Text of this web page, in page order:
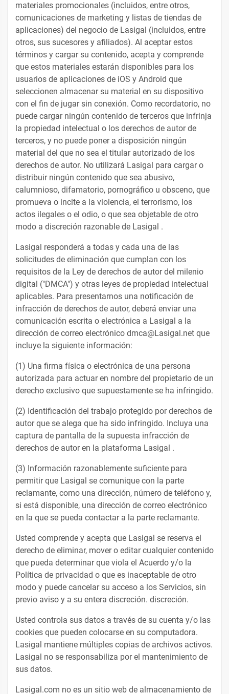
materiales promocionales (incluidos, entre otros,
comunicaciones de marketing y listas de tiendas de
aplicaciones) del negocio de Lasigal (incluidos, entre
otros, sus sucesores y afiliados). Al aceptar estos
términos y cargar su contenido, acepta y comprende
que estos materiales estarán disponibles para los
usuarios de aplicaciones de iOS y Android que
seleccionen almacenar su material en su dispositivo
con el fin de jugar sin conexión. Como recordatorio, no
puede cargar ningún contenido de terceros que infrinja
la propiedad intelectual o los derechos de autor de
terceros, y no puede poner a disposición ningún
material del que no sea el titular autorizado de los
derechos de autor. No utilizará Lasigal para cargar o
distribuir ningún contenido que sea abusivo,
calumnioso, difamatorio, pornográfico u obsceno, que
promueva o incite a la violencia, el terrorismo, los
actos ilegales o el odio, o que sea objetable de otro
modo a discreción razonable de Lasigal .
Lasigal responderá a todas y cada una de las
solicitudes de eliminación que cumplan con los
requisitos de la Ley de derechos de autor del milenio
digital ("DMCA") y otras leyes de propiedad intelectual
aplicables. Para presentarnos una notificación de
infracción de derechos de autor, deberá enviar una
comunicación escrita o electrónica a Lasigal a la
dirección de correo electrónico dmca@Lasigal.net que
incluye la siguiente información:
(1) Una firma física o electrónica de una persona
autorizada para actuar en nombre del propietario de un
derecho exclusivo que supuestamente se ha infringido.
(2) Identificación del trabajo protegido por derechos de
autor que se alega que ha sido infringido. Incluya una
captura de pantalla de la supuesta infracción de
derechos de autor en la plataforma Lasigal .
(3) Información razonablemente suficiente para
permitir que Lasigal se comunique con la parte
reclamante, como una dirección, número de teléfono y,
si está disponible, una dirección de correo electrónico
en la que se pueda contactar a la parte reclamante.
Usted comprende y acepta que Lasigal se reserva el
derecho de eliminar, mover o editar cualquier contenido
que pueda determinar que viola el Acuerdo y/o la
Política de privacidad o que es inaceptable de otro
modo y puede cancelar su acceso a los Servicios, sin
previo aviso y a su entera discreción. discreción.
Usted controla sus datos a través de su cuenta y/o las
cookies que pueden colocarse en su computadora.
Lasigal mantiene múltiples copias de archivos activos.
Lasigal no se responsabiliza por el mantenimiento de
sus datos.
Lasigal.com no es un sitio web de almacenamiento de